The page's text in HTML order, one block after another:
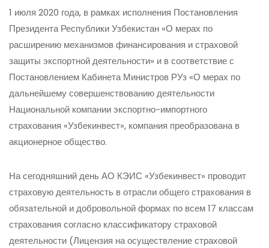
1 июля 2020 года, в рамках исполнения Постановления
Президента Республики Узбекистан «О мерах по
расширению механизмов финансирования и страховой
защиты экспортной деятельности» и в соответствие с
Постановлением Кабинета Министров РУз «О мерах по
дальнейшему совершенствованию деятельности
Национальной компании экспортно-импортного
страхования «Узбекинвест», компания преобразована в
акционерное общество.
На сегодняшний день АО КЭИС «Узбекинвест» проводит
страховую деятельность в отрасли общего страхования в
обязательной и добровольной формах по всем 17 классам
страхования согласно классификатору страховой
деятельности (Лицензия на осуществление страховой